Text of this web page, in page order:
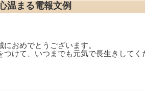
温まる電報文例
におめでとうございます。
つけて、いつまでも元気で長生きしてく